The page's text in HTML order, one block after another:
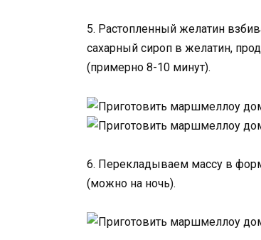
5. Растопленный желатин
сахарный сироп в желатин,
(примерно 8-10 минут).
6. Перекладываем массу в
(можно на ночь).